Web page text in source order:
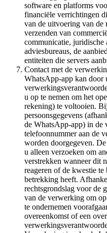
software en platforms
financiële verrichtingen
van de uitvoering van de
verzenden van
communicatie, juridische
adviesbureaus, de
entiteiten die servers
Contact met de
WhatsApp-app kan door
u op te nemen om het
rekening) te voltooien.
persoonsgegevens
de WhatsApp-app) in de
telefoonnummer aan de
worden doorgegeven.
u alleen verzoeken om
verstrekken wanneer dit
reageren of de kwestie
betrekking heeft.
rechtsgrondslag voor de
van de verwerking om
te ondernemen
overeenkomst of een